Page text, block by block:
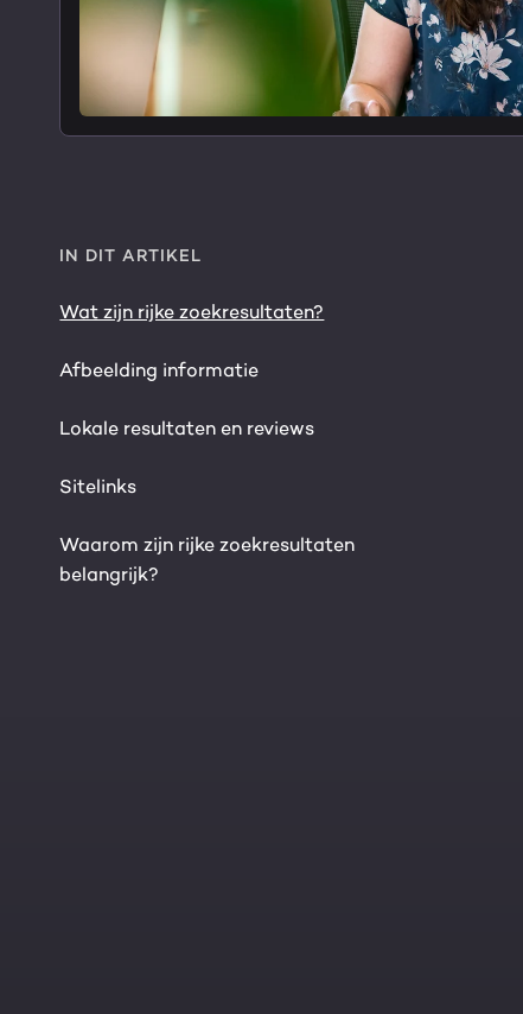
IN DIT ARTIKEL
Wat zijn rijke zoekresultaten?
Afbeelding informatie
Lokale resultaten en reviews
Sitelinks
Waarom zijn rijke zoekresultaten
belangrijk?